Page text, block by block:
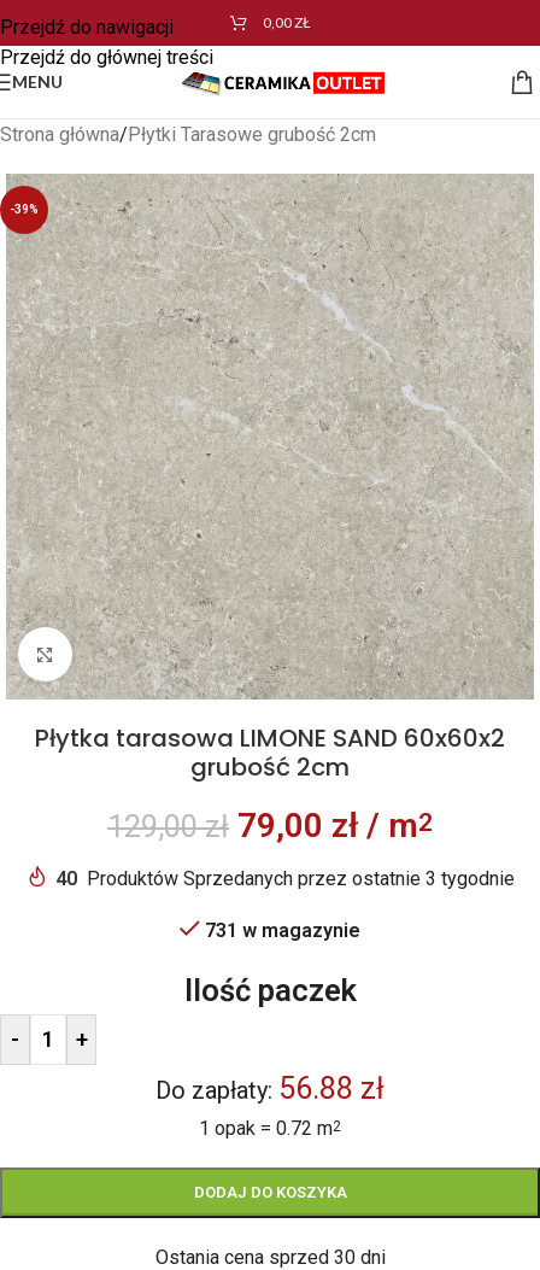
Przejdź do nawigacji
Przejdź do głównej treści
0,00ZŁ
MENU
Strona główna/Płytki Tarasowe grubość 2cm
-39%
Kliknij aby powiększyć
Płytka tarasowa LIMONE SAND 60x60x2
grubość 2cm
129,00zł 79,00 zł / m2
40 Produktów Sprzedanych przez ostatnie 3 tygodnie
731 w magazynie
Ilość paczek
- +
Do zapłaty: 56.88 zł
1 opak = 0.72 m2
DODAJ DO KOSZYKA
Ostania cena sprzed 30 dni